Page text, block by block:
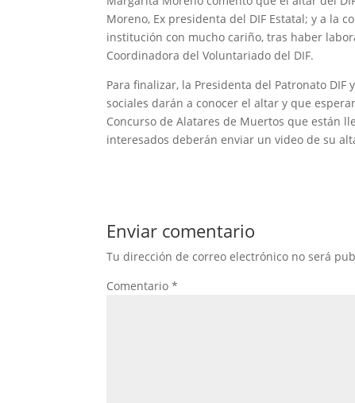
Moreno, Ex presidenta del DIF Estatal; y a la
institución con mucho cariño, tras haber
Coordinadora del Voluntariado del DIF.
Para finalizar, la Presidenta del Patronato
sociales darán a conocer el altar y que
Concurso de Alatares de Muertos que están
interesados deberán enviar un video de su
Enviar comentario
Tu dirección de correo electrónico no será
Comentario*